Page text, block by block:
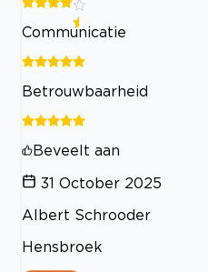
Communicatie
Betrouwbaarheid
Beveelt aan
31 October 2025
Albert Schrooder
Hensbroek